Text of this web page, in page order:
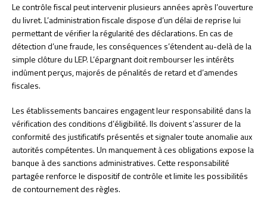
Le contrôle fiscal peut intervenir plusieurs années après l’ouverture
du livret. L’administration fiscale dispose d’un délai de reprise lui
permettant de vérifier la régularité des déclarations. En cas de
détection d’une fraude, les conséquences s’étendent au-delà de la
simple clôture du LEP. L’épargnant doit rembourser les intérêts
indûment perçus, majorés de pénalités de retard et d’amendes
fiscales.
Les établissements bancaires engagent leur responsabilité dans la
vérification des conditions d’éligibilité. Ils doivent s’assurer de la
conformité des justificatifs présentés et signaler toute anomalie aux
autorités compétentes. Un manquement à ces obligations expose la
banque à des sanctions administratives. Cette responsabilité
partagée renforce le dispositif de contrôle et limite les possibilités
de contournement des règles.